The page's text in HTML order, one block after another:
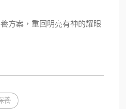
方案，重回明亮有神的耀眼
養